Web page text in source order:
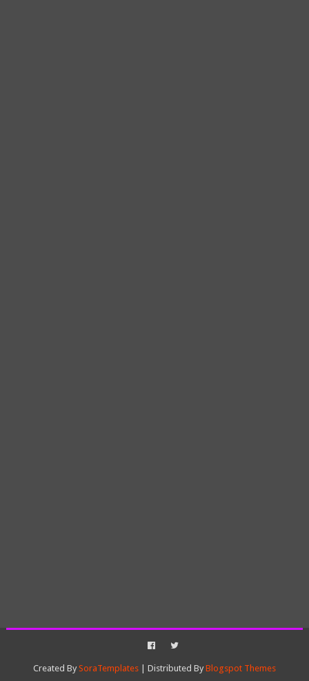
Created By SoraTemplates| Distributed By Blogspot Themes